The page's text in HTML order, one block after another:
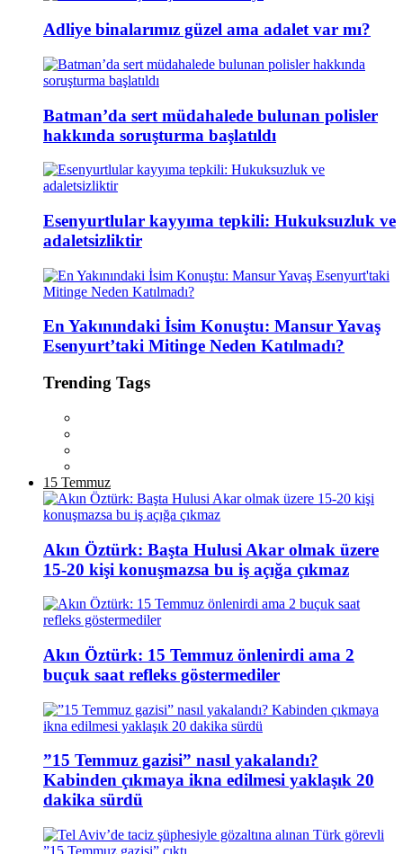
Adliye binalarımız güzel ama adalet var mı?
Batman’da sert müdahalede bulunan polisler
hakkında soruşturma başlatıldı
Esenyurtlular kayyıma tepkili: Hukuksuzluk ve
adaletsizliktir
En Yakınındaki İsim Konuştu: Mansur Yavaş
Esenyurt’taki Mitinge Neden Katılmadı?
Trending Tags
15 Temmuz
Akın Öztürk: Başta Hulusi Akar olmak üzere
15-20 kişi konuşmazsa bu iş açığa çıkmaz
Akın Öztürk: 15 Temmuz önlenirdi ama 2
buçuk saat refleks göstermediler
”15 Temmuz gazisi” nasıl yakalandı?
Kabinden çıkmaya ikna edilmesi yaklaşık 20
dakika sürdü